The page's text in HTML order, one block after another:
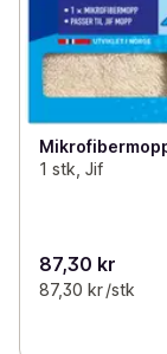
1 stk, Jif
87,30 kr
87,30 kr /stk